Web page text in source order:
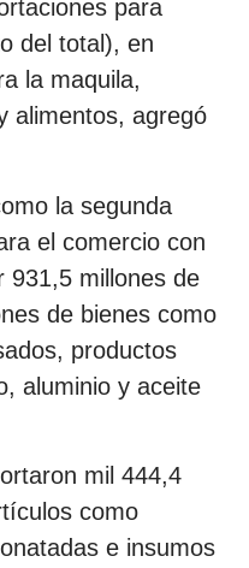
para
del total), en
la maquila,
alimentos, agregó
la segunda
el comercio con
931,5 millones de
de bienes como
productos
aluminio y aceite
mil 444,4
como
e insumos